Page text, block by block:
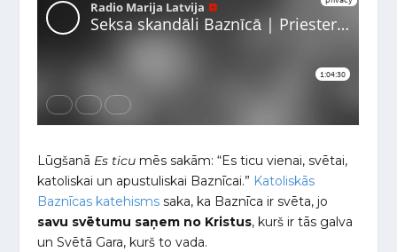
Lūgšanā Es ticu mēs sakām: “Es ticu vienai, svētai,
katoliskai un apustuliskai Baznīcai.” Katoliskās
Baznīcas katehisms saka, ka Baznīca ir svēta, jo
savu svētumu saņem no Kristus, kurš ir tās galva
un Svētā Gara, kurš to vada.